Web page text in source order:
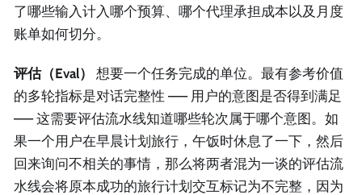
了哪些输入计入哪个预算、哪个代理承担成本以及月度
账单如何切分。
评估（Eval）
想要一个任务完成的单位。最有参考价值
的多轮指标是对话完整性 —— 用户的意图是否得到满足
—— 这需要评估流水线知道哪些轮次属于哪个意图。如
果一个用户在早晨计划旅行，午饭时休息了一下，然后
回来询问不相关的事情，那么将两者混为一谈的评估流
水线会将原本成功的旅行计划交互标记为不完整，因为